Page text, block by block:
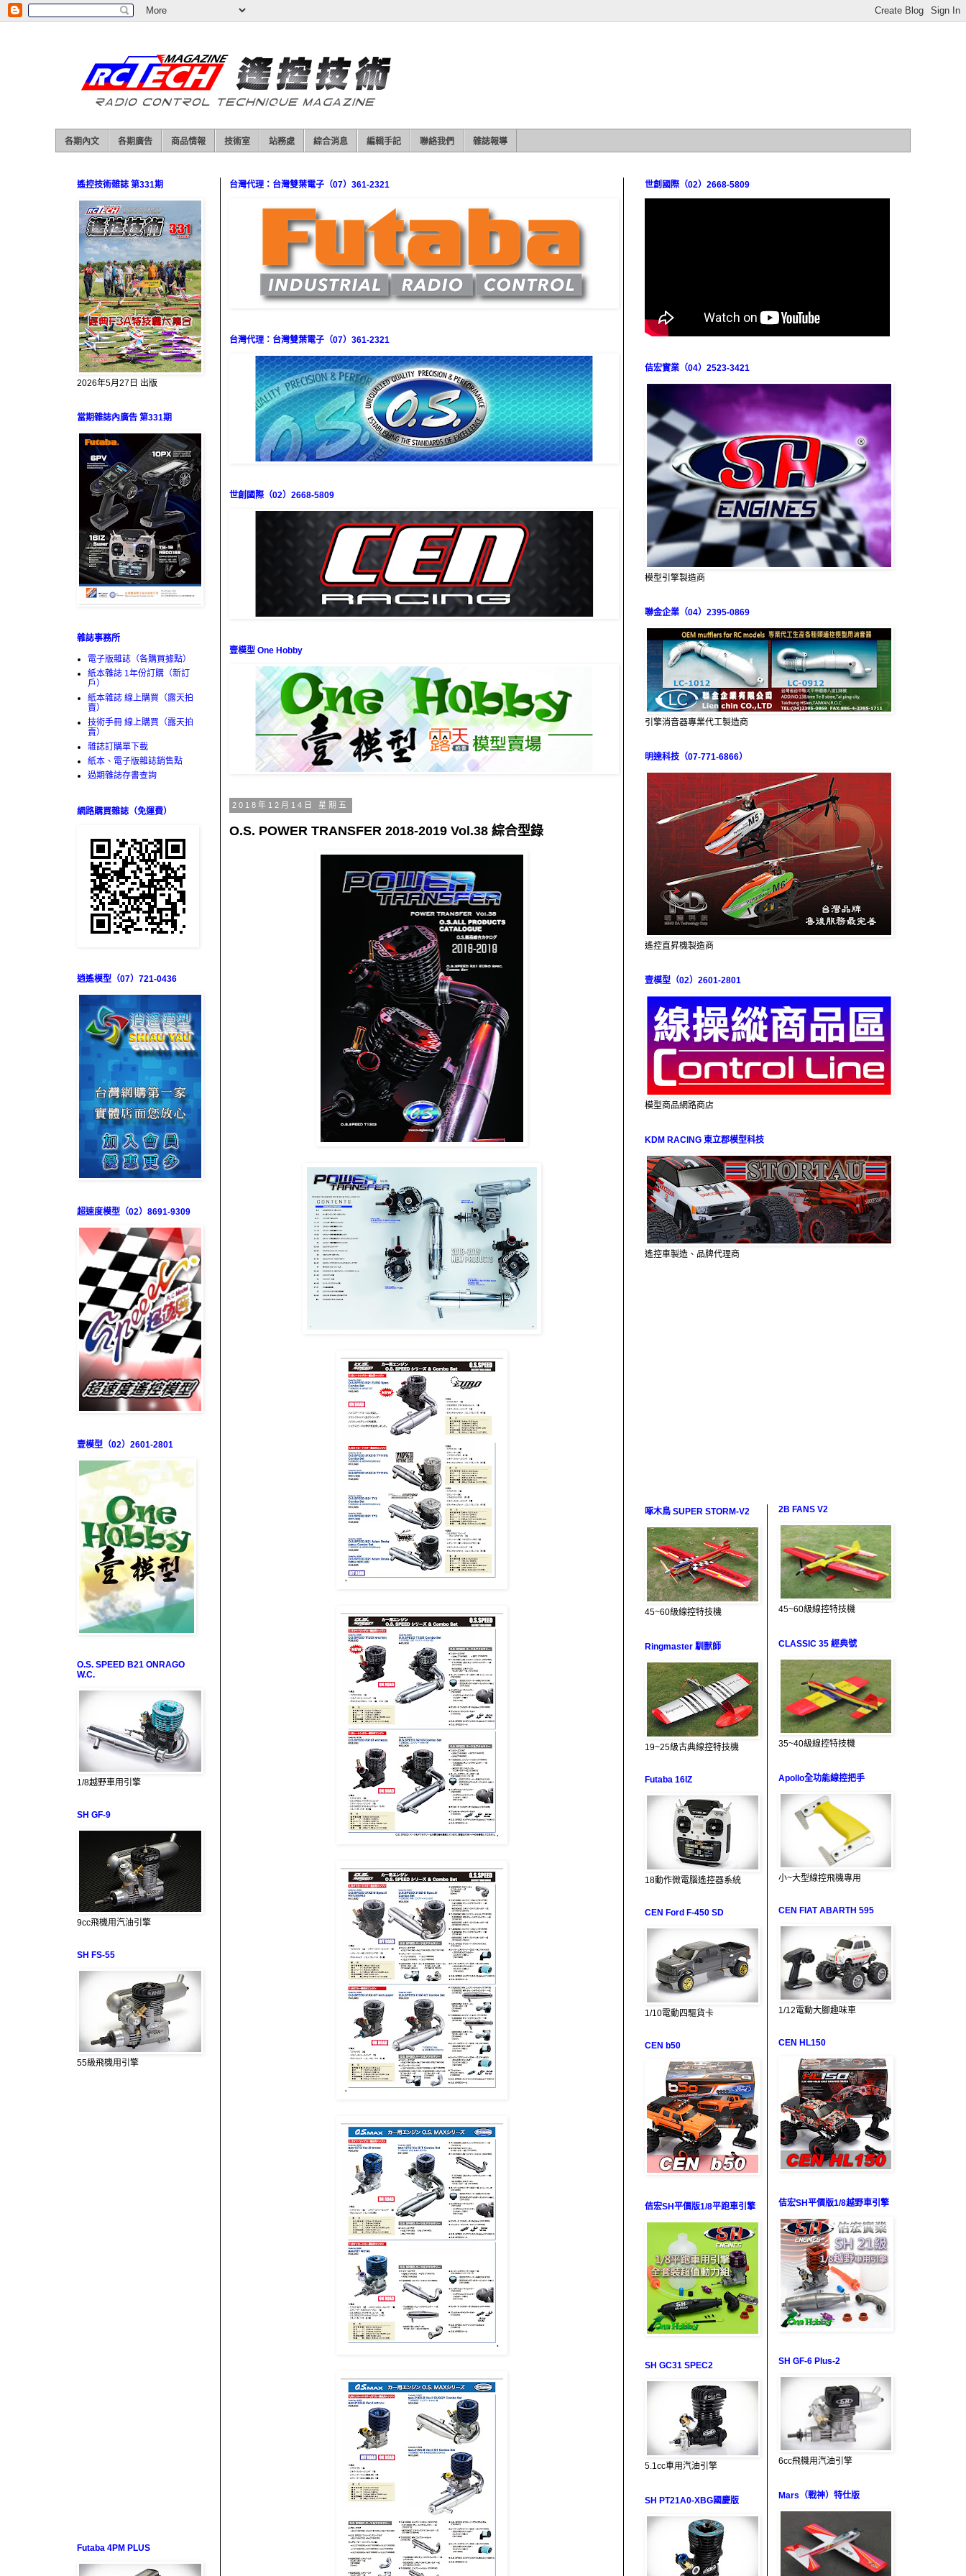
各期內文 各期廣告 商品情報 技術室 站務處 綜合消息 編輯手記 聯絡我們 雜誌報導
台灣代理：台灣雙葉電子（07）361-2321
台灣代理：台灣雙葉電子（07）361-2321
世創國際（02）2668-5809
壹模型 One Hobby
2018年12月14日 星期五
O.S. POWER TRANSFER 2018-2019 Vol.38 綜合型錄
遙控技術雜誌 第331期
2026年5月27日 出版
當期雜誌內廣告 第331期
雜誌事務所
電子版雜誌（各購買據點）
紙本雜誌 1年份訂購（新訂
戶）
紙本雜誌 線上購買（露天拍
賣）
技術手冊 線上購買（露天拍
賣）
雜誌訂購單下載
紙本、電子版雜誌銷售點
過期雜誌存書查詢
網路購買雜誌（免運費）
逍遙模型（07）721-0436
超速度模型（02）8691-9309
壹模型（02）2601-2801
O.S. SPEED B21 ONRAGO
W.C.
1/8越野車用引擎
SH GF-9
9cc飛機用汽油引擎
SH FS-55
55級飛機用引擎
Futaba 4PM PLUS
世創國際（02）2668-5809
佶宏實業（04）2523-3421
模型引擎製造商
聯金企業（04）2395-0869
引擎消音器專業代工製造商
明達科技（07-771-6866）
遙控直昇機製造商
壹模型（02）2601-2801
模型商品網路商店
KDM RACING 東立郡模型科技
遙控車製造、品牌代理商
啄木鳥 SUPER STORM-V2
45~60級線控特技機
Ringmaster 馴獸師
19~25級古典線控特技機
Futaba 16IZ
18動作微電腦遙控器系統
CEN Ford F-450 SD
1/10電動四驅貨卡
CEN b50
佶宏SH平價版1/8平跑車引擎
SH GC31 SPEC2
5.1cc車用汽油引擎
SH PT21A0-XBG國慶版
2B FANS V2
45~60級線控特技機
CLASSIC 35 經典號
35~40級線控特技機
Apollo全功能線控把手
小~大型線控飛機專用
CEN FIAT ABARTH 595
1/12電動大腳趣味車
CEN HL150
佶宏SH平價版1/8越野車引擎
SH GF-6 Plus-2
6cc飛機用汽油引擎
Mars（戰神）特仕版